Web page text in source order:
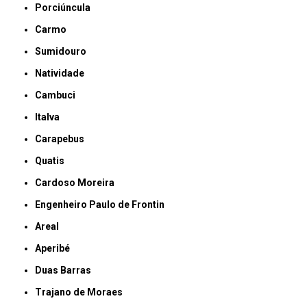
Porciúncula
Carmo
Sumidouro
Natividade
Cambuci
Italva
Carapebus
Quatis
Cardoso Moreira
Engenheiro Paulo de Frontin
Areal
Aperibé
Duas Barras
Trajano de Moraes